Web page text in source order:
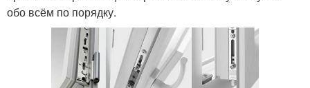
обо всём по порядку.